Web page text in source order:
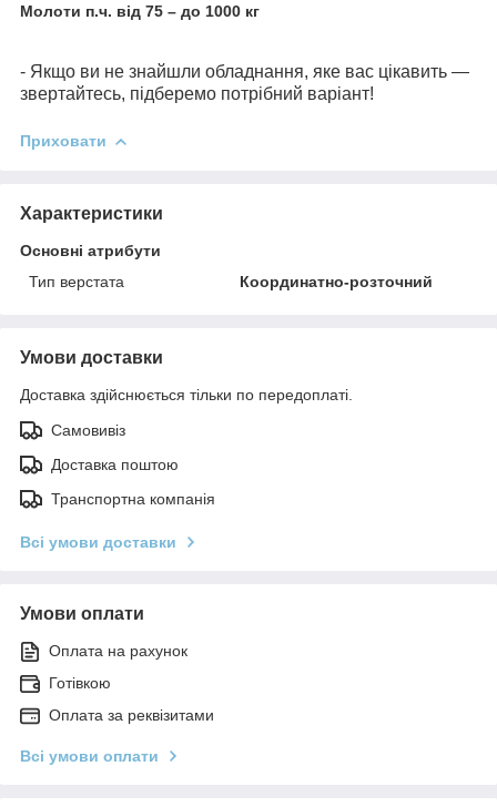
Молоти п.ч. від 75 – до 1000 кг
- Якщо ви не знайшли обладнання, яке вас цікавить —
звертайтесь, підберемо потрібний варіант!
Приховати
Характеристики
Основні атрибути
Тип верстата
Координатно-розточний
Умови доставки
Доставка здійснюється тільки по передоплаті.
Самовивіз
Доставка поштою
Транспортна компанія
Всі умови доставки
Умови оплати
Оплата на рахунок
Готівкою
Оплата за реквізитами
Всі умови оплати